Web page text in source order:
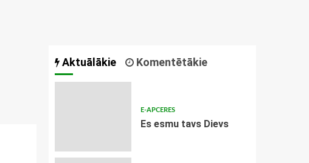
Aktuālākie Komentētākie
E-APCERES
Es esmu tavs Dievs